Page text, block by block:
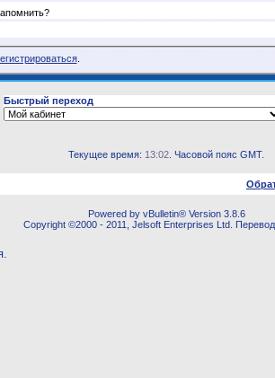
.
Быстрый переход
Текущее время: 13:02 . Часовой пояс GMT.
Powered by vBulletin® Version 3.8.6
Copyright ©2000 - 2011, Jelsoft Enterprises Ltd.